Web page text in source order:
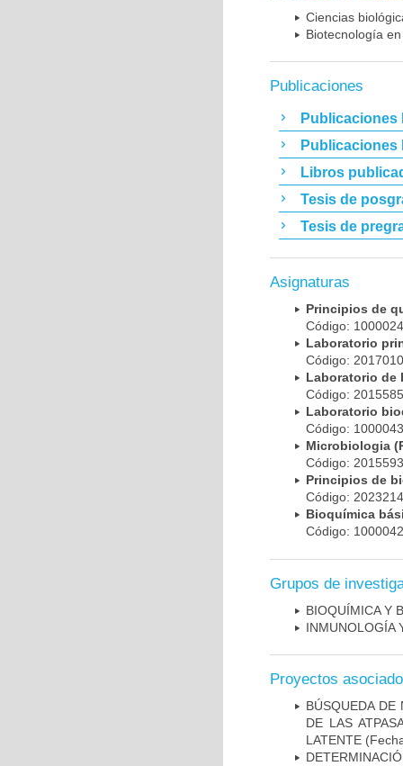
Ciencias
Biotecnología
Publicaciones
Publicaciones
Publicaciones
Libros
Tesis de
Tesis de
Asignaturas
Principios de
Código:
Laboratorio
Código:
Laboratorio de
Código:
Laboratorio
Código:
Microbiologia
Código:
Principios de
Código:
Bioquímica
Código:
Grupos de
BIOQUÍMICA Y
INMUNOLOGÍA
Proyectos
BÚSQUEDA DE
DE LAS
LATENTE